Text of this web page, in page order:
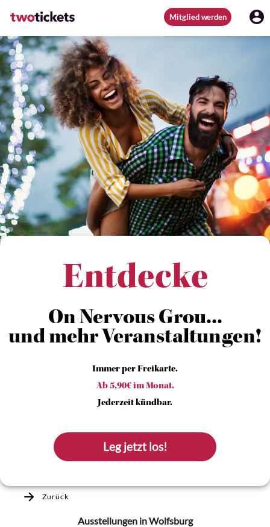
Mitglied werden
Entdecke
On Nervous Grou...
und mehr Veranstaltungen!
Immer per Freikarte.
Ab 5,90€ im Monat.
Jederzeit kündbar.
Leg jetzt los!
Zurück
Ausstellungenin Wolfsburg